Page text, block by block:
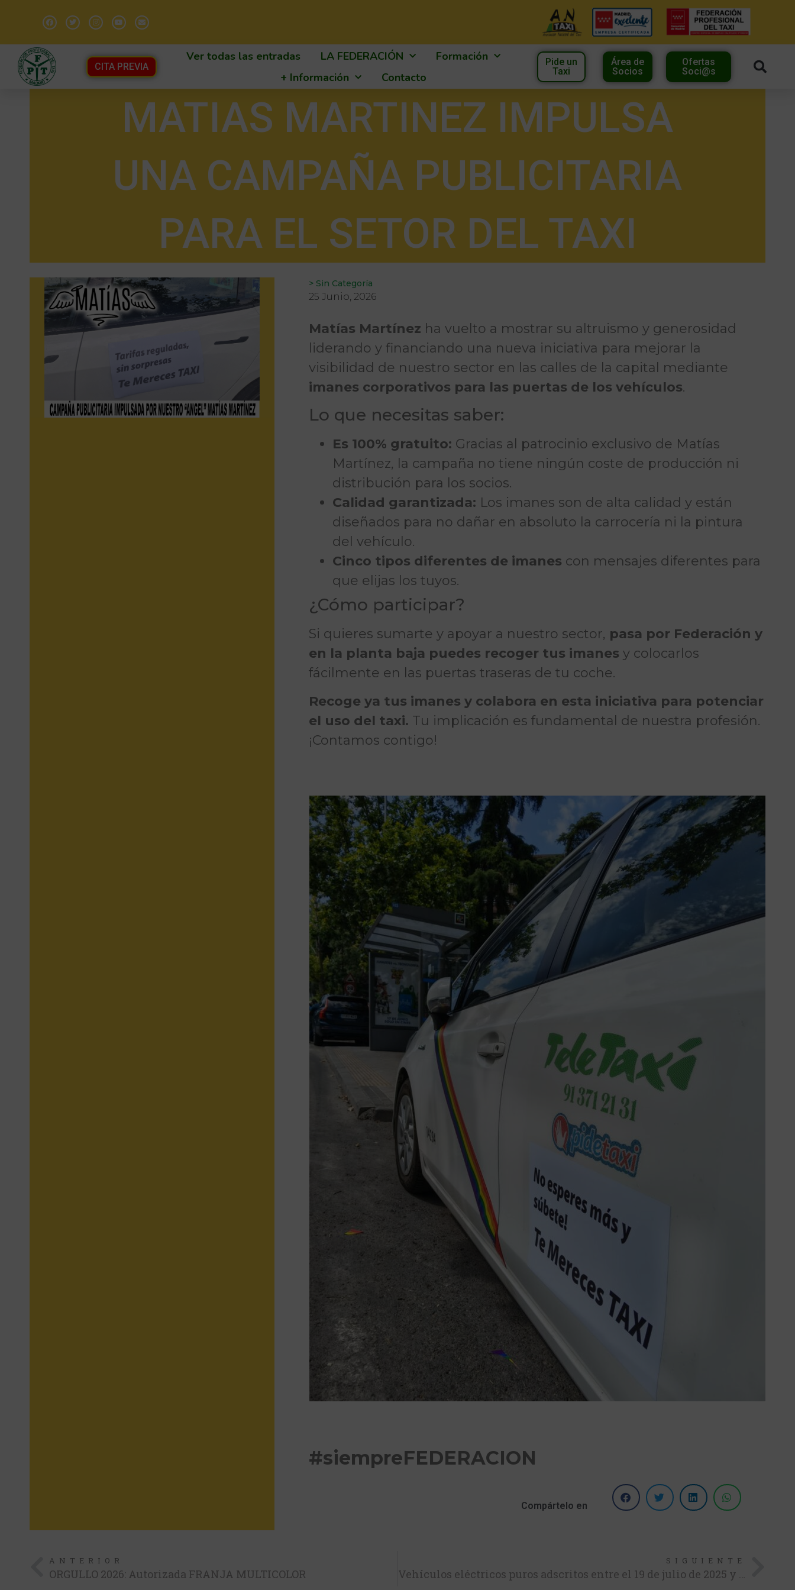
CITA PREVIA
Ver todas las entradas LA FEDERACIÓN
Formación
+ Información
Contacto
Pide un
Taxi
Área de
Socios
Ofertas
Soci@s
MATIAS MARTINEZ IMPULSA
UNA CAMPAÑA PUBLICITARIA
PARA EL SETOR DEL TAXI
> Sin Categoría
25 Junio, 2026
Matías Martínez ha vuelto a mostrar su altruismo y generosidad
liderando y financiando una nueva iniciativa para mejorar la
visibilidad de nuestro sector en las calles de la capital mediante
imanes corporativos para las puertas de los vehículos.
Lo que necesitas saber:
Es 100% gratuito: Gracias al patrocinio exclusivo de Matías
Martínez, la campaña no tiene ningún coste de producción ni
distribución para los socios.
Calidad garantizada: Los imanes son de alta calidad y están
diseñados para no dañar en absoluto la carrocería ni la pintura
del vehículo.
Cinco tipos diferentes de imanes con mensajes diferentes para
que elijas los tuyos.
¿Cómo participar?
Si quieres sumarte y apoyar a nuestro sector, pasa por Federación y
en la planta baja puedes recoger tus imanes y colocarlos
fácilmente en las puertas traseras de tu coche.
Recoge ya tus imanes y colabora en esta iniciativa para potenciar
el uso del taxi. Tu implicación es fundamental de nuestra profesión.
¡Contamos contigo!
#siempreFEDERACION
Compártelo en
ANTERIOR
ORGULLO 2026: Autorizada FRANJA MULTICOLOR
SIGUIENTE
Vehículos eléctricos puros adscritos entre el 19 de julio de 2025 y el 13 de octubre de 2025 que deben porner la letra